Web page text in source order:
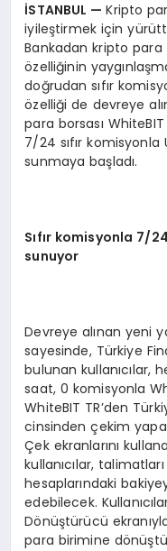
İSTANBUL —Kripto
iyileştirmek için
Bankadan kripto
özelliğinin
doğrudan sıfır
özelliği de devreye
para borsası
7/24 sıfır
sunmaya başladı.
Sıfır komisyonla 7/
sunuyor
Devreye alınan yeni
sayesinde, Türkiye
bulunan kullanıcılar,
saat, 0 komisyonla
WhiteBIT TR’den
cinsinden çekim
Çek ekranlarını
kullanıcılar,
hesaplarındaki
edebilecek.
Dönüştürücü
para birimine